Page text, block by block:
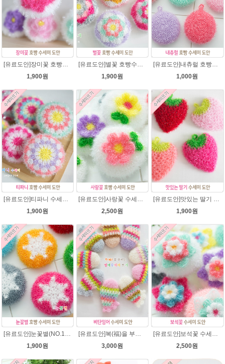
[유료도안]장미꽃 호빵수세미 도안/별수세미처럼 예쁜수세미뜨기/빤짝이수세미/장미 수세미/웰빙수세미실/장미꽃수세미/고급수세미실/꽃만쥬
1,900원
[유료도안]별꽃 호빵수세미뜨기 도안(수세미실은 옵션에서 추가구매 가능)/수세미뜨기/수세미실/반짝이수세미/반짝이실/별수세미 호빵수세미 웰빙수세미 퐁퐁수세미 코바늘수세미
1,900원
[유료도안]내츄럴 호빵수세미 코바늘뜨기 수세미뜨기 뜨개질 도안 반짝이실
1,000원
[유료도안]티파니 수세미뜨기 도안(수세미실은 옵션에서 추가구매 가능)/수세미뜨기/수세미실/반짝이수세미/반짝이실/웰빙수세미 퐁퐁수세미 코바늘수세미
1,900원
[유료도안]사랑꽃 수세미뜨기 도안(수세미실은 옵션에서 추가구매 가능)/사랑꽃수세미/별호빵수세미처럼 예쁜수세미뜨기/수세미실/웰빙수세미실/고급수세미실/꽃수세미/봄꽃향기수세미
2,500원
[유료도안]맛있는 딸기 수세미뜨기 도안(수세미실은 옵션에서 추가구매 가능)/수세미뜨기/수세미실/반짝이수세미/반짝이실/웰빙수세미 퐁퐁수세미 코바늘수세미
1,900원
1,900원
3,000원
2,500원